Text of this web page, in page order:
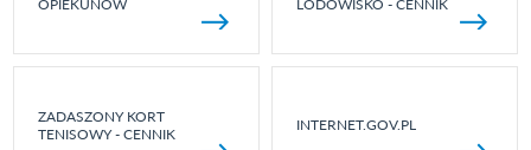
OPIEKUNÓW
LODOWISKO - CENNIK
ZADASZONY KORT
TENISOWY - CENNIK
INTERNET.GOV.PL